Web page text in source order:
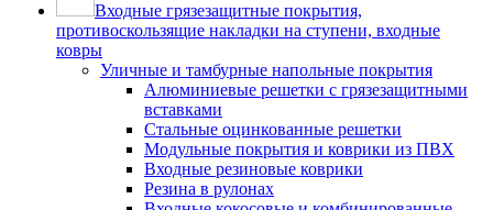
Входные грязезащитные покрытия,
противоскользящие накладки на ступени, входные
ковры
Уличные и тамбурные напольные покрытия
Алюминиевые решетки с грязезащитными
вставками
Стальные оцинкованные решетки
Модульные покрытия и коврики из ПВХ
Входные резиновые коврики
Резина в рулонах